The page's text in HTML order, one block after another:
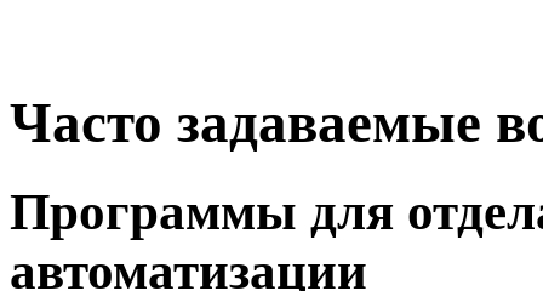
Часто задаваемые
Программы для
автоматизации